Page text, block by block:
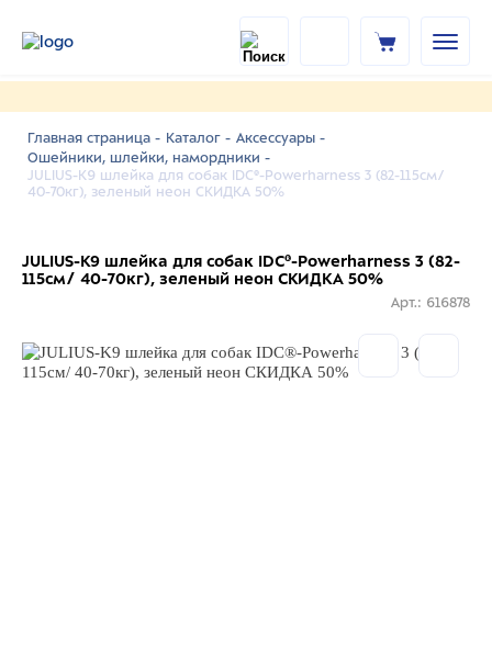
Главная страница - Каталог - Аксессуары -
Ошейники, шлейки, намордники -
JULIUS-K9 шлейка для собак IDC®-Powerharness 3 (82-115см/
40-70кг), зеленый неон СКИДКА 50%
JULIUS-K9 шлейка для собак IDC®-Powerharness 3 (82-
115см/ 40-70кг), зеленый неон СКИДКА 50%
Арт.: 616878